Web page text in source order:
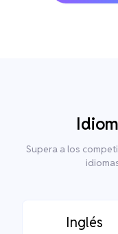
Supera a los
Inglés